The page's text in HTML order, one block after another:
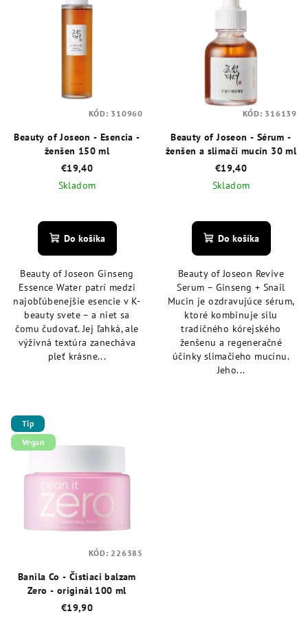
Beauty of Joseon - Esencia -
ženšen 150 ml
€19,40
Skladom
hodnotenie
produktu
z
5
hviezdičiek.
Do košíka
Beauty of Joseon Ginseng
Essence Water patrí medzi
najobľúbenejšie esencie v K-
beauty svete – a niet sa
čomu čudovať. Jej ľahká, ale
výživná textúra zanecháva
pleť krásne...
KÓD: 310960
Beauty of Joseon - Sérum -
ženšen a slimačí mucín 30 ml
€19,40
Skladom
hodnotenie
produktu
z
5
hviezdičiek.
Do košíka
Beauty of Joseon Revive
Serum – Ginseng + Snail
Mucin je ozdravujúce sérum,
ktoré kombinuje silu
tradičného kórejského
ženšenu a regeneračné
účinky slimačieho mucínu.
Jeho...
KÓD: 316139
Tip
Vegan
Banila Co - Čistiaci balzam
Zero - originál 100 ml
€19,90
KÓD: 226385